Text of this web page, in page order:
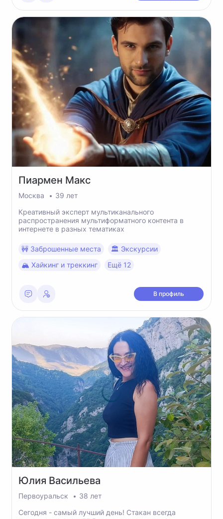
Пиармен Макс
Москва
39 лет
Креативный эксперт мультиканального
распространения мультиформатного контента в
интернете в разных тематиках
🚧 Заброшенные места
🏛 Экскурсии
🏔 Хайкинг и треккинг
Ещё 12
В профиль
Юлия Васильева
Первоуральск
38 лет
Сегодня - самый лучший день! Стакан всегда